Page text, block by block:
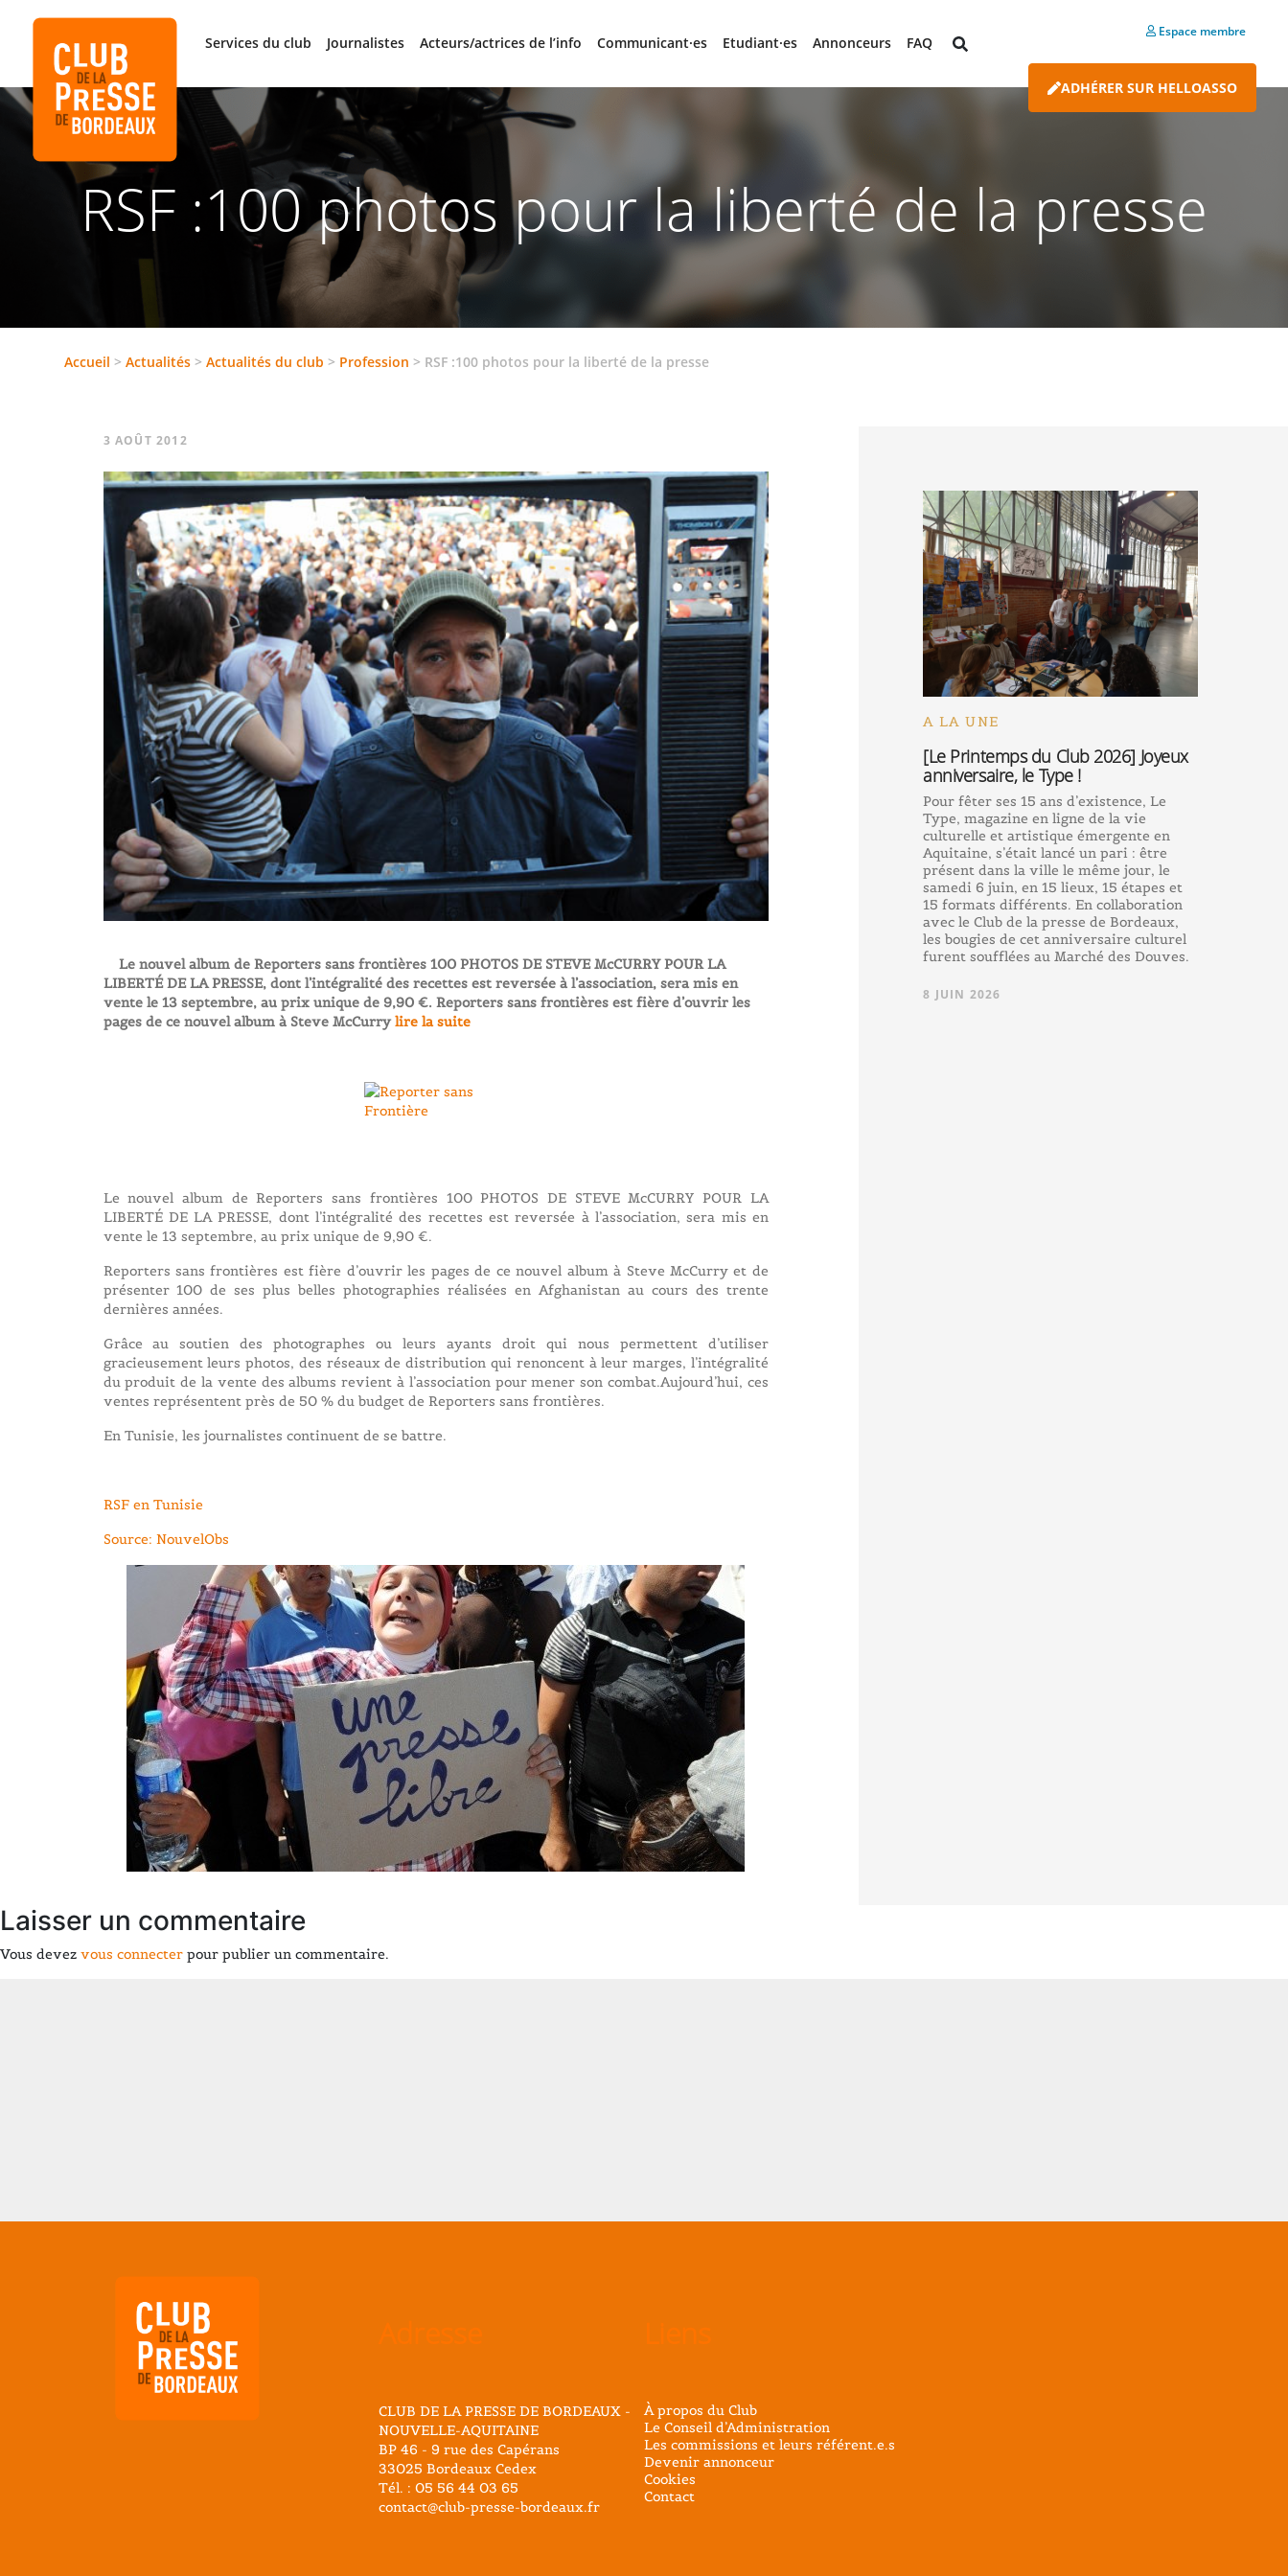
Services du club Journalistes Acteurs/actrices de l’info Communicant·es Etudiant·es Annonceurs FAQ
Espace membre
ADHÉRER SUR HELLOASSO
RSF :100 photos pour la liberté de la presse
Accueil >Actualités >Actualités du club > Profession > RSF :100 photos pour la liberté de la presse
3 AOÛT 2012
Le nouvel album de Reporters sans frontières 100 PHOTOS DE STEVE McCURRY POUR LA
LIBERTÉ DE LA PRESSE, dont l’intégralité des recettes est reversée à l’association, sera mis en
vente le 13 septembre, au prix unique de 9,90 €. Reporters sans frontières est fière d’ouvrir les
pages de ce nouvel album à Steve McCurrylire la suite
Le nouvel album de Reporters sans frontières 100 PHOTOS DE STEVE McCURRY POUR LA
LIBERTÉ DE LA PRESSE, dont l’intégralité des recettes est reversée à l’association, sera mis en
vente le 13 septembre, au prix unique de 9,90 €.
Reporters sans frontières est fière d’ouvrir les pages de ce nouvel album à Steve McCurry et de
présenter 100 de ses plus belles photographies réalisées en Afghanistan au cours des trente
dernières années.
Grâce au soutien des photographes ou leurs ayants droit qui nous permettent d’utiliser
gracieusement leurs photos, des réseaux de distribution qui renoncent à leur marges, l’intégralité
du produit de la vente des albums revient à l’association pour mener son combat.Aujourd’hui, ces
ventes représentent près de 50 % du budget de Reporters sans frontières.
En Tunisie, les journalistes continuent de se battre.
RSF en Tunisie
Source: NouvelObs
A LA UNE
[Le Printemps du Club 2026] Joyeux
anniversaire, le Type !
Pour fêter ses 15 ans d’existence, Le
Type, magazine en ligne de la vie
culturelle et artistique émergente en
Aquitaine, s’était lancé un pari : être
présent dans la ville le même jour, le
samedi 6 juin, en 15 lieux, 15 étapes et
15 formats différents. En collaboration
avec le Club de la presse de Bordeaux,
les bougies de cet anniversaire culturel
furent soufflées au Marché des Douves.
8 JUIN 2026
Laisser un commentaire
Vous devez vous connecter pour publier un commentaire.
CLUB DE LA PRESSE DE BORDEAUX -
NOUVELLE-AQUITAINE
BP 46 - 9 rue des Capérans
33025 Bordeaux Cedex
Tél. : 05 56 44 03 65
contact@club-presse-bordeaux.fr
À propos du Club
Le Conseil d’Administration
Les commissions et leurs référent.e.s
Devenir annonceur
Cookies
Contact